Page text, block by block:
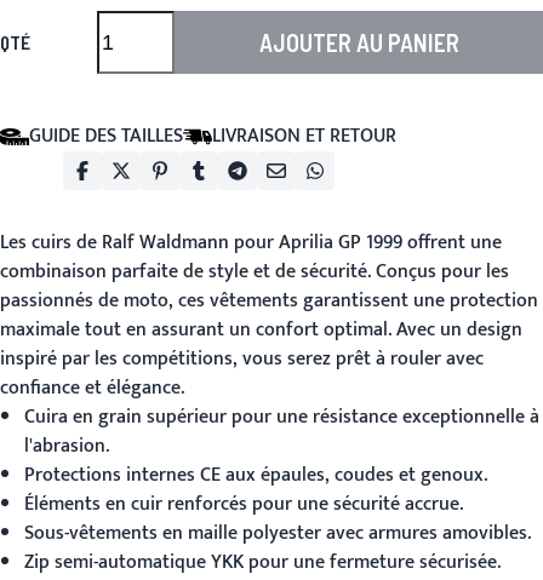
QTÉ AJOUTER AU PANIER
GUIDE DES TAILLES LIVRAISON ET RETOUR
Les cuirs de Ralf Waldmann pour Aprilia GP 1999 offrent une
combinaison parfaite de style et de sécurité. Conçus pour les
passionnés de moto, ces vêtements garantissent une protection
maximale tout en assurant un confort optimal. Avec un design
inspiré par les compétitions, vous serez prêt à rouler avec
confiance et élégance.
Cuira en grain supérieur pour une résistance exceptionnelle à
l'abrasion.
Protections internes CE aux épaules, coudes et genoux.
Éléments en cuir renforcés pour une sécurité accrue.
Sous-vêtements en maille polyester avec armures amovibles.
Zip semi-automatique YKK pour une fermeture sécurisée.